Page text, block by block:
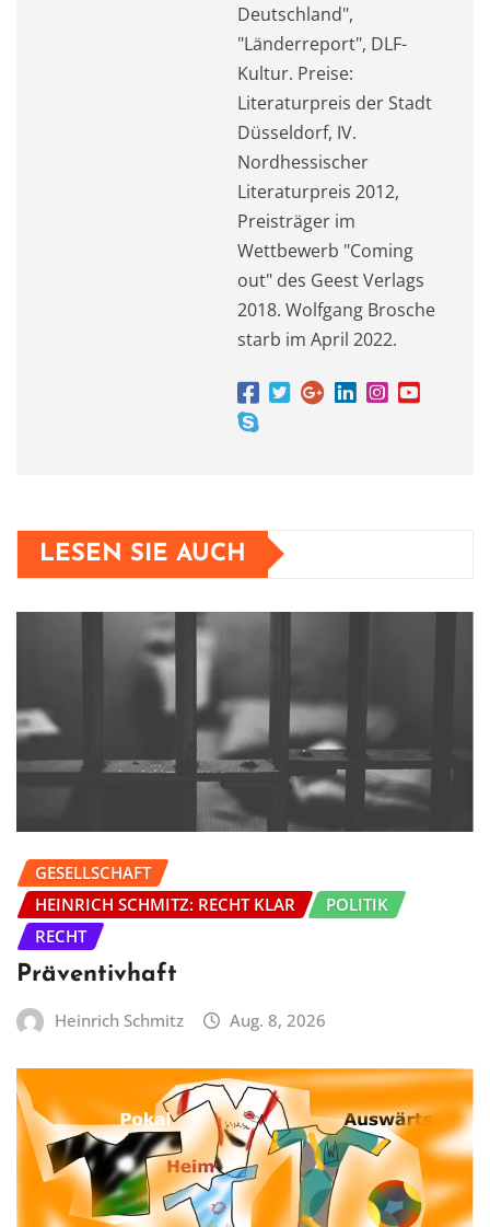
Deutschland",
"Länderreport", DLF-
Kultur. Preise:
Literaturpreis der Stadt
Düsseldorf, IV.
Nordhessischer
Literaturpreis 2012,
Preisträger im
Wettbewerb "Coming
out" des Geest Verlags
2018. Wolfgang Brosche
starb im April 2022.
LESEN SIE AUCH
GESELLSCHAFT
HEINRICH SCHMITZ: RECHT KLAR
POLITIK
RECHT
Präventivhaft
Heinrich Schmitz Aug. 8, 2026